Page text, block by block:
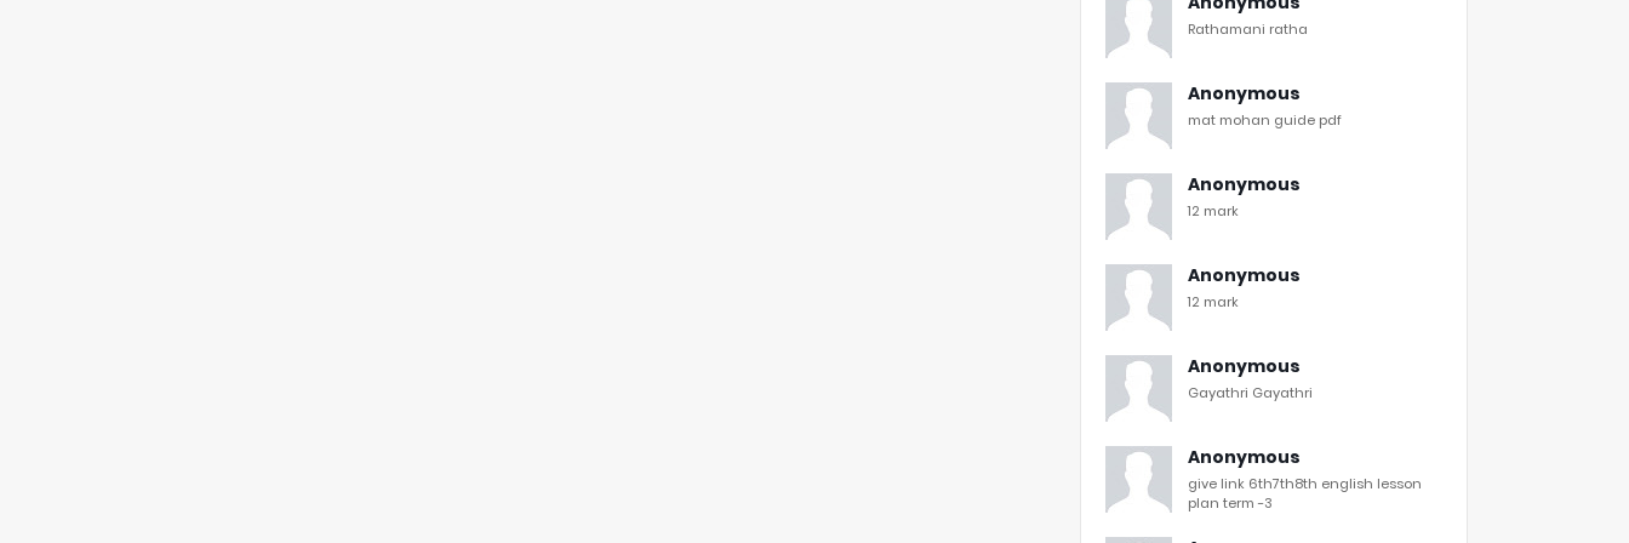
Rathamani ratha
Anonymous
mat mohan guide pdf
Anonymous
12 mark
Anonymous
12 mark
Anonymous
Gayathri Gayathri
Anonymous
give link 6th7th8th english lesson
plan term -3